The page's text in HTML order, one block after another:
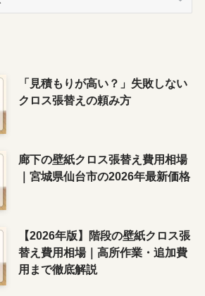
「見積もりが高い？」失敗しない
クロス張替えの頼み方
廊下の壁紙クロス張替え費用相場
｜宮城県仙台市の2026年最新価格
【2026年版】階段の壁紙クロス張
替え費用相場｜高所作業・追加費
用まで徹底解説